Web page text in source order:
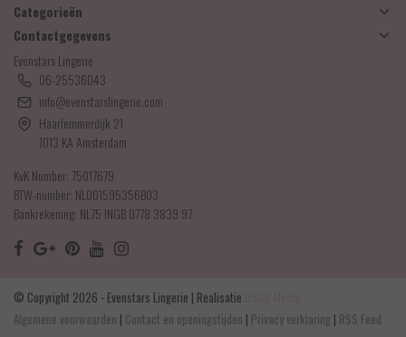
Categorieën
Contactgegevens
Evenstars Lingerie
06-25536043
info@evenstarslingerie.com
Haarlemmerdijk 21
1013 KA Amsterdam
KvK Number: 75017679
BTW-number: NL001595356B03
Bankrekening: NL75 INGB 0778 3839 97
© Copyright 2026 - Evenstars Lingerie | Realisatie
Algemene voorwaarden | Contact en openingstijden | Privacy verklaring | RSS Feed